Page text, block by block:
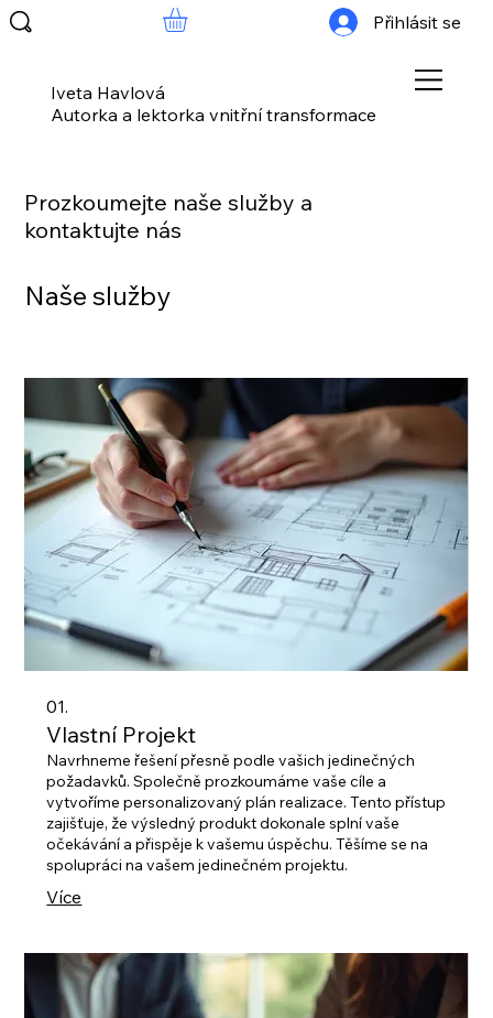
Iveta Havlová
Autorka a lektorka vnitřní transformace
Přihlásit se
Prozkoumejte naše služby a
kontaktujte nás
Naše služby
01.
Vlastní Projekt
Navrhneme řešení přesně podle vašich jedinečných
požadavků. Společně prozkoumáme vaše cíle a
vytvoříme personalizovaný plán realizace. Tento přístup
zajišťuje, že výsledný produkt dokonale splní vaše
očekávání a přispěje k vašemu úspěchu. Těšíme se na
spolupráci na vašem jedinečném projektu.
Více